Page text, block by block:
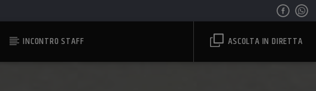
INCONTRO STAFF ASCOLTA IN DIRETTA